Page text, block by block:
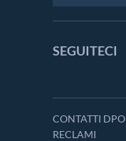
SEGUITECI
CONTATTI DPO
RECLAMI